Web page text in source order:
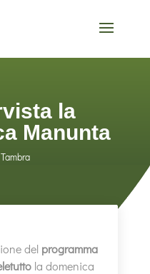
la
Manunta
del programma
la domenica